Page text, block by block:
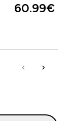
60.99€‎